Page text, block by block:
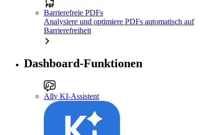
Barrierefreie PDFs
Analysiere und optimiere PDFs automatisch auf
Barrierefreiheit
Dashboard-Funktionen
Ally KI-Assistent